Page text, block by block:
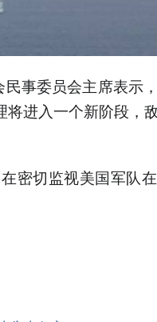
事委员会主席表示
进入一个新阶段，
密切监视美国军队